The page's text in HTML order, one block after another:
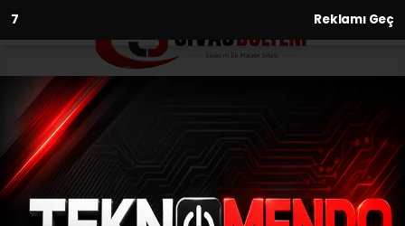
6 Reklamı Geç
Anasayfa Gündem
Vali Çalgan’a ilk ziyaret
Başkan Aşgın’dan
GÜNDEM
(İHA) - İhlas Haber Ajansı | 30.09.2024 - 17:30, Güncelleme: